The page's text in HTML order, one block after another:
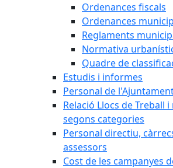
Ordenances fiscals
Ordenances
Reglaments
Normativa
Quadre de
Estudis i informes
Personal de
Relació Llocs de Treball
segons categories
Personal directiu,
assessors
Cost de les campanyes